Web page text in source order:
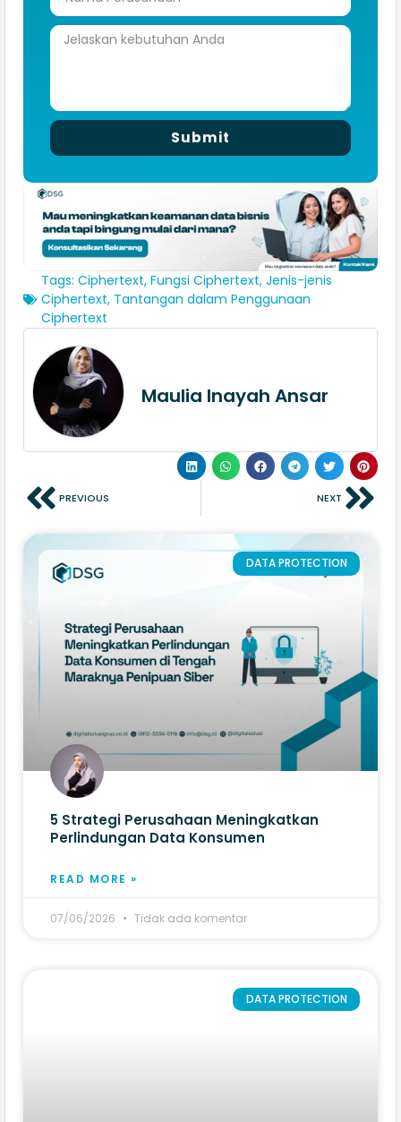
Submit
Tags: Ciphertext, Fungsi Ciphertext, Jenis-jenis
Ciphertext, Tantangan dalam Penggunaan
Ciphertext
Maulia Inayah Ansar
PREVIOUS NEXT
DATA PROTECTION
5 Strategi Perusahaan Meningkatkan
Perlindungan Data Konsumen
READ MORE »
07/06/2026 Tidak ada komentar
DATA PROTECTION